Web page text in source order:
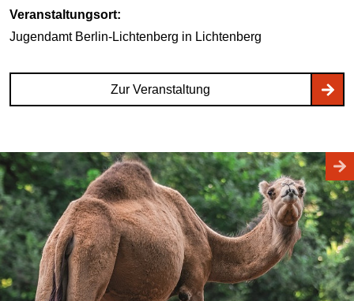
Veranstaltungsort:
Jugendamt Berlin-Lichtenberg in Lichtenberg
Zur Veranstaltung